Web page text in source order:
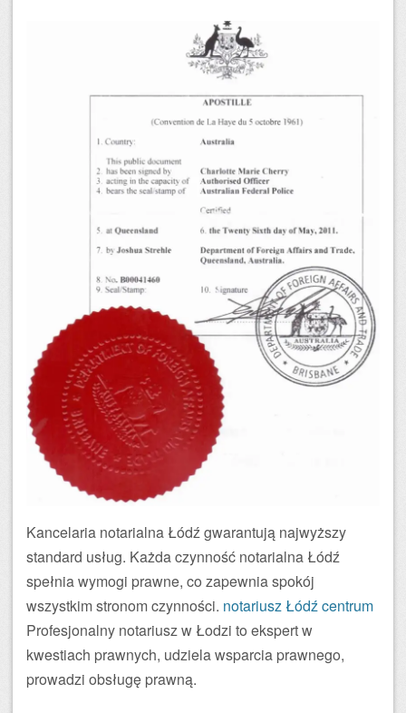
Kancelaria notarialna Łódź gwarantują najwyższy
standard usług. Każda czynność notarialna Łódź
spełnia wymogi prawne, co zapewnia spokój
wszystkim stronom czynności. notariusz Łódź centrum
Profesjonalny notariusz w Łodzi to ekspert w
kwestiach prawnych, udziela wsparcia prawnego,
prowadzi obsługę prawną.